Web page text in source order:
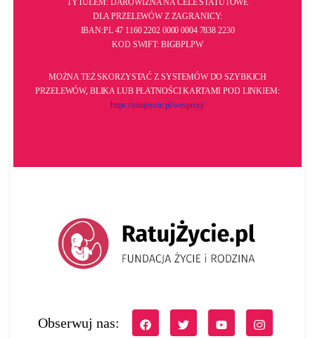
TYTUŁEM: DAROWIZNA NA CELE STATUTOWE
DLA PRZELEWÓW Z ZAGRANICY:
IBAN:PL 47 1160 2202 0000 0004 7838 2230
KOD SWIFT: BIGBPLPW
MOŻNA TEŻ SKORZYSTAĆ Z SYSTEMÓW DO SZYBKICH
PRZELEWÓW, BLIKA LUB PŁATNOŚCI KARTAMI POD LINKIEM:
https://ratujzycie.pl/wesprzyj/
Obserwuj nas: